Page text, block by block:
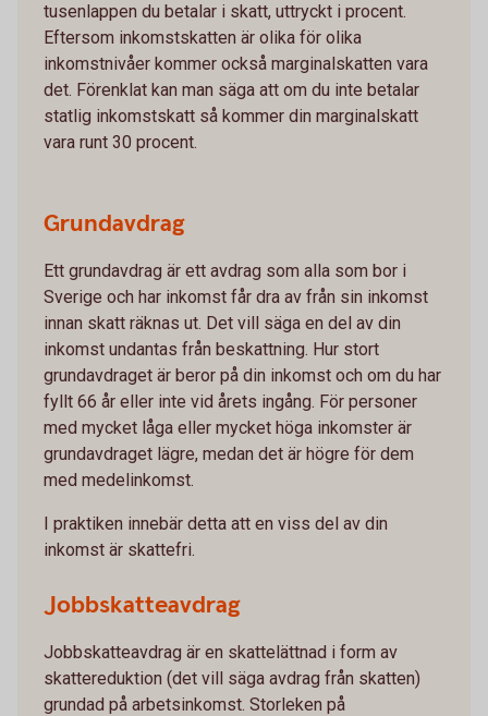
tusenlappen du betalar i skatt, uttryckt i procent.
Eftersom inkomstskatten är olika för olika
inkomstnivåer kommer också marginalskatten vara
det. Förenklat kan man säga att om du inte betalar
statlig inkomstskatt så kommer din marginalskatt
vara runt 30 procent.
Grundavdrag
Ett grundavdrag är ett avdrag som alla som bor i
Sverige och har inkomst får dra av från sin inkomst
innan skatt räknas ut. Det vill säga en del av din
inkomst undantas från beskattning. Hur stort
grundavdraget är beror på din inkomst och om du har
fyllt 66 år eller inte vid årets ingång. För personer
med mycket låga eller mycket höga inkomster är
grundavdraget lägre, medan det är högre för dem
med medelinkomst.
I praktiken innebär detta att en viss del av din
inkomst är skattefri.
Jobbskatteavdrag
Jobbskatteavdrag är en skattelättnad i form av
skattereduktion (det vill säga avdrag från skatten)
grundad på arbetsinkomst. Storleken på